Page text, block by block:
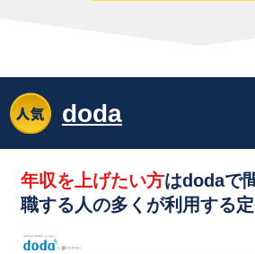
doda
年収を上げたい方はdodaで
職する人の多くが利用する